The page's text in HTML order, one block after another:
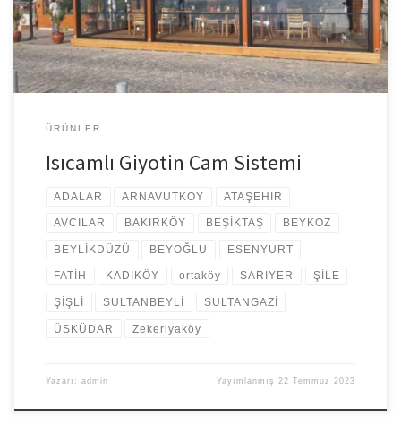
cam kullanıldığı yerlerde eğer uygun bir uygulama yapılmışsa
yaklaşık %75 ısı tasarrufu sağlar. Hiç de azımsanmayacak bir […]
ÜRÜNLER
Isıcamlı Giyotin Cam Sistemi
ADALAR ARNAVUTKÖY ATAŞEHİR
AVCILAR BAKIRKÖY BEŞİKTAŞ BEYKOZ
BEYLİKDÜZÜ BEYOĞLU ESENYURT
FATİH KADIKÖY ortaköy SARIYER ŞİLE
ŞİŞLİ SULTANBEYLİ SULTANGAZİ
ÜSKÜDAR Zekeriyaköy
Yazarı: admin Yayımlanmış22 Temmuz 2023